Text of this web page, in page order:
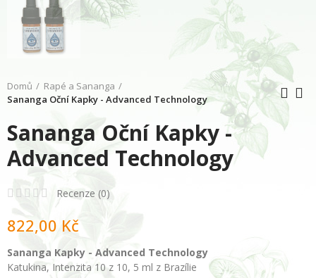
Domů
Rapé a Sananga
Sananga Oční Kapky - Advanced Technology
Sananga Oční Kapky -
Advanced Technology
Recenze (0)
822,00 Kč
Sananga Kapky - Advanced Technology
Katukina, Intenzita 10 z 10, 5 ml z Brazílie